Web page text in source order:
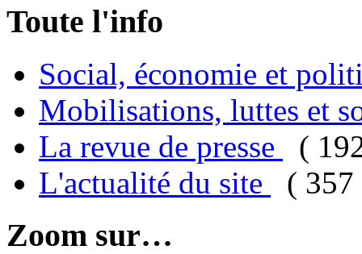
Toute l'info
Social, économie et
Mobilisations, luttes et
La revue de presse
(
L'actualité du site
( 357
Zoom sur…